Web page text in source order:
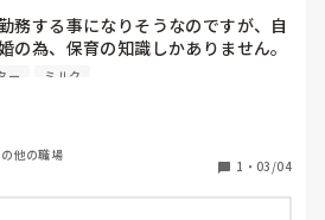
務する事になりそうなのですが、自
の為、保育の知識しかありません。
ぶような質問を考え、もし相談を受
方はどのような質問や相談を受けた
乳も飲まない。
ー ミルク
他の職場
1 ・ 03/04